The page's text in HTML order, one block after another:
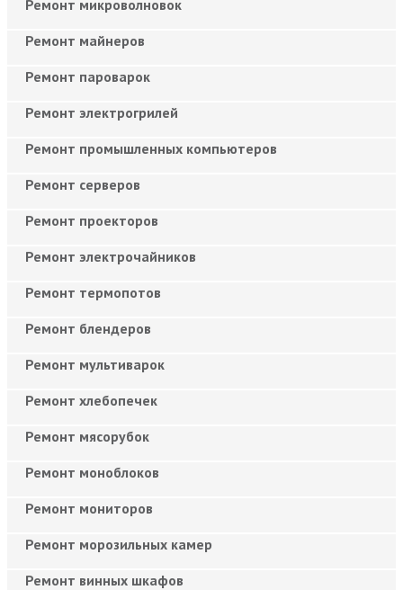
Ремонт микроволновок
Ремонт майнеров
Ремонт пароварок
Ремонт электрогрилей
Ремонт промышленных компьютеров
Ремонт серверов
Ремонт проекторов
Ремонт электрочайников
Ремонт термопотов
Ремонт блендеров
Ремонт мультиварок
Ремонт хлебопечек
Ремонт мясорубок
Ремонт моноблоков
Ремонт мониторов
Ремонт морозильных камер
Ремонт винных шкафов